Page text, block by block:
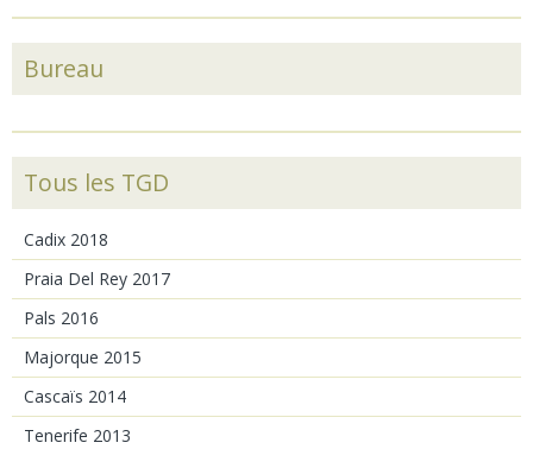
Bureau
Tous les TGD
Cadix 2018
Praia Del Rey 2017
Pals 2016
Majorque 2015
Cascaïs 2014
Tenerife 2013